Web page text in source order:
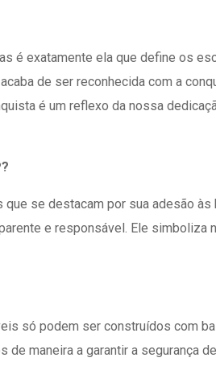
é exatamente ela que define os
de ser reconhecida com a
é um reflexo da nossa
se destacam por sua adesão às
e responsável. Ele simboliza
só podem ser construídos com
maneira a garantir a segurança